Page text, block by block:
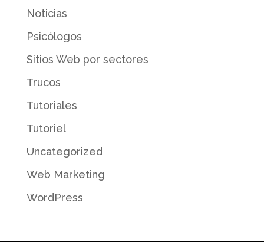
Noticias
Psicólogos
Sitios Web por sectores
Trucos
Tutoriales
Tutoriel
Uncategorized
Web Marketing
WordPress